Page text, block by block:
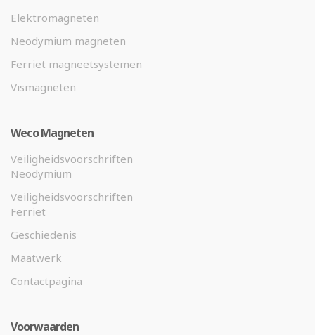
Elektromagneten
Neodymium magneten
Ferriet magneetsystemen
Vismagneten
Weco Magneten
Veiligheidsvoorschriften
Neodymium
Veiligheidsvoorschriften
Ferriet
Geschiedenis
Maatwerk
Contactpagina
Voorwaarden